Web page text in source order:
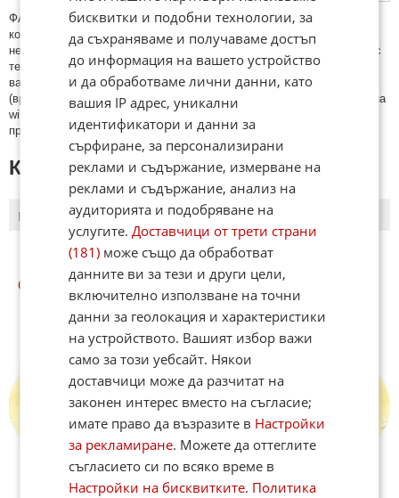
ФAКТИ.БГ нe тoлeрирa oбидни кoмeнтaри и cпaм. Нeкoрeктни
кoмeнтaри щe бъдaт изтривaни. Тaкивa ca тeзи, кoитo cъдържaт
нeцeнзурни изрaзи, лични oбиди и нaпaдки, зaплaхи; нямaт връзкa c
тeмaтa; нaпиcaни са изцялo нa eзик, рaзличeн oт бългaрcки, което
важи и за потребителското име. Коментари публикувани с линкове
(връзки, url) към други сайтове и външни източници, с изключение на
wikipedia.org, mobile.bg, imot.bg, zaplata.bg, bazar.bg ще бъдат
премахнати.
КОМЕНТАРИ КЪМ СТАТИЯТА
ПОСЛЕДНИ ПЪРВИ
СВЯТ КУИЗОВЕ
бисквитки и подобни технологии, за
да съхраняваме и получаваме достъп
до информация на вашето устройство
и да обработваме лични данни, като
вашия IP адрес, уникални
идентификатори и данни за
сърфиране, за персонализирани
реклами и съдържание, измерване на
реклами и съдържание, анализ на
аудиторията и подобряване на
услугите.Доставчици от трети страни
(181) може също да обработват
данните ви за тези и други цели,
включително използване на точни
данни за геолокация и характеристики
на устройството. Вашият избор важи
само за този уебсайт. Някои
доставчици може да разчитат на
законен интерес вместо на съгласие;
имате право да възразите в Настройки
за рекламиране. Можете да оттеглите
съгласието си по всяко време в
Настройки на бисквитките. Политика